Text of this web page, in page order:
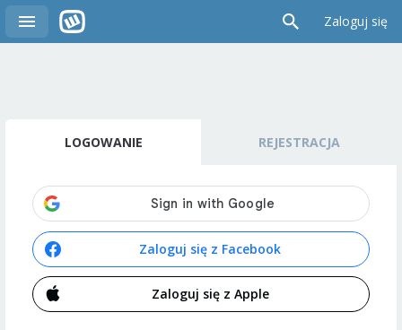
Zaloguj się
LOGOWANIE REJESTRACJA
Zaloguj się z Facebook
Zaloguj się z Apple